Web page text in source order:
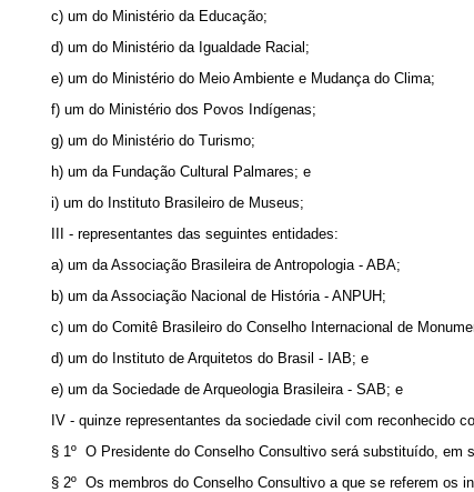
c) um do Ministério da Educação;
d) um do Ministério da Igualdade Racial;
e) um do Ministério do Meio Ambiente e Mudança do Clima;
f) um do Ministério dos Povos Indígenas;
g) um do Ministério do Turismo;
h) um da Fundação Cultural Palmares; e
i) um do Instituto Brasileiro de Museus;
III - representantes das seguintes entidades:
a) um da Associação Brasileira de Antropologia - ABA;
b) um da Associação Nacional de História - ANPUH;
c) um do Comitê Brasileiro do Conselho Internacional de
d) um do Instituto de Arquitetos do Brasil - IAB; e
e) um da Sociedade de Arqueologia Brasileira - SAB; e
IV - quinze representantes da sociedade civil com reconhecido
§ 1º O Presidente do Conselho Consultivo será substituído,
§ 2º Os membros do Conselho Consultivo a que se referem os